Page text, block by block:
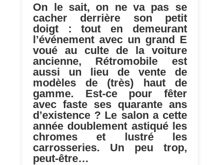
On le sait, on ne va pas se
cacher derrière son petit
doigt : tout en demeurant
l’événement avec un grand E
voué au culte de la voiture
ancienne, Rétromobile est
aussi un lieu de vente de
modèles de (très) haut de
gamme. Est-ce pour fêter
avec faste ses quarante ans
d’existence ? Le salon a cette
année doublement astiqué les
chromes et lustré les
carrosseries. Un peu trop,
peut-être…